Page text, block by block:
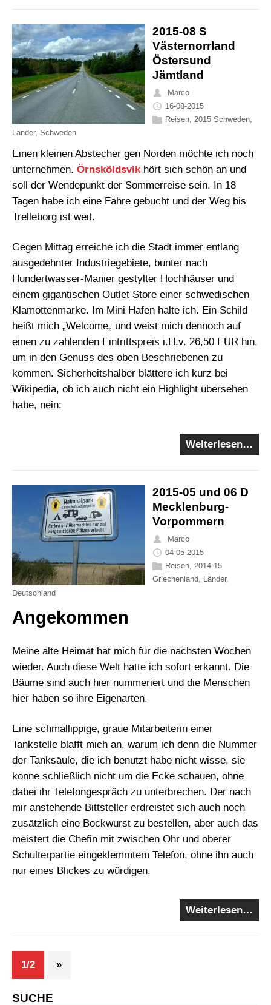
2015-08 S
Västernorrland
Östersund
Jämtland
Marco
16-08-2015
Reisen, 2015 Schweden,
Länder, Schweden
Einen kleinen Abstecher gen Norden möchte ich noch
unternehmen. Örnsköldsvikhört sich schön an und
soll der Wendepunkt der Sommerreise sein. In 18
Tagen habe ich eine Fähre gebucht und der Weg bis
Trelleborg ist weit.
Gegen Mittag erreiche ich die Stadt immer entlang
ausgedehnter Industriegebiete, bunter nach
Hundertwasser-Manier gestylter Hochhäuser und
einem gigantischen Outlet Store einer schwedischen
Klamottenmarke. Im Mini Hafen halte ich. Ein Schild
heißt mich „Welcome„ und weist mich dennoch auf
einen zu zahlenden Eintrittspreis i.H.v. 26,50 EUR hin,
um in den Genuss des oben Beschriebenen zu
kommen. Sicherheitshalber blättere ich kurz bei
Wikipedia, ob ich auch nicht ein Highlight übersehen
habe, nein:
Weiterlesen…
2015-05 und 06 D
Mecklenburg-
Vorpommern
Marco
04-05-2015
Reisen, 2014-15
Griechenland, Länder,
Deutschland
Angekommen
Meine alte Heimat hat mich für die nächsten Wochen
wieder. Auch diese Welt hätte ich sofort erkannt. Die
Bäume sind auch hier nummeriert und die Menschen
hier haben so ihre Eigenarten.
Eine schmallippige, graue Mitarbeiterin einer
Tankstelle blafft mich an, warum ich denn die Nummer
der Tanksäule, die ich benutzt habe nicht wisse, sie
könne schließlich nicht um die Ecke schauen, ohne
dabei ihr Telefongespräch zu unterbrechen. Der nach
mir anstehende Bittsteller erdreistet sich auch noch
zusätzlich eine Bockwurst zu bestellen, aber auch das
meistert die Chefin mit zwischen Ohr und oberer
Schulterpartie eingeklemmtem Telefon, ohne ihn auch
nur eines Blickes zu würdigen.
Weiterlesen…
1/2 »
SUCHE